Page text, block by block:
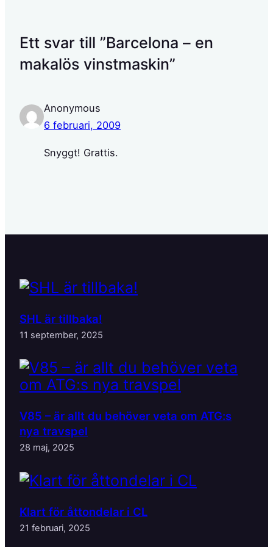
Ett svar till ”Barcelona – en
makalös vinstmaskin”
Anonymous
6 februari, 2009
Snyggt! Grattis.
SHL är tillbaka!
11 september, 2025
V85 – är allt du behöver veta om ATG:s
nya travspel
28 maj, 2025
Klart för åttondelar i CL
21 februari, 2025